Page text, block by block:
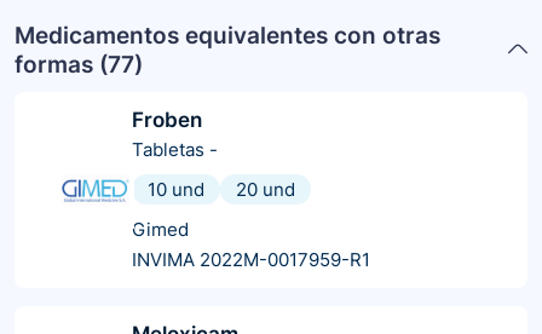
Medicamentos equivalentes con otras
formas (77)
Froben
Tabletas -
10 und
20 und
Gimed
INVIMA 2022M-0017959-R1